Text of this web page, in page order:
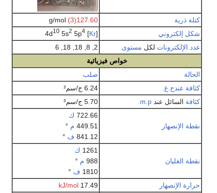
كتلة ذرية 127.60
(3)
شكل إلكتروني
[
Kr
] 4d
10 5s2 5p4
عدد الإلكترونات لكل مستوى
2, 8, 18, 18, 6
خواص فيزيائية
الحالة
صلب
كثافة عندح.غ.
6.24 ج/سم³
كثافة السائل عند m.p. 5.70 ج/سم³
نقطة الإنصهار
722.66 ك
449.51 م °
841.12 ف °
نقطة الغليان
1261 ك
988 م °
1810 ف °
حرارة الإنصهار
kJ/mol 17.49